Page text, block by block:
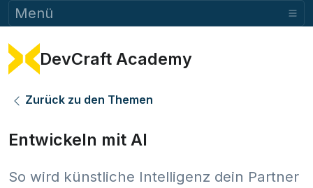
Menü
DevCraft Academy
Zurück zu den Themen
Entwickeln mit AI
So wird künstliche Intelligenz dein Partner